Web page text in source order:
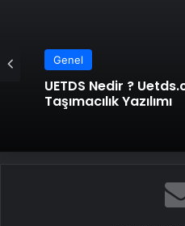
UETDS Nedir ?
Genel
Fiyatları ve Umre Ne